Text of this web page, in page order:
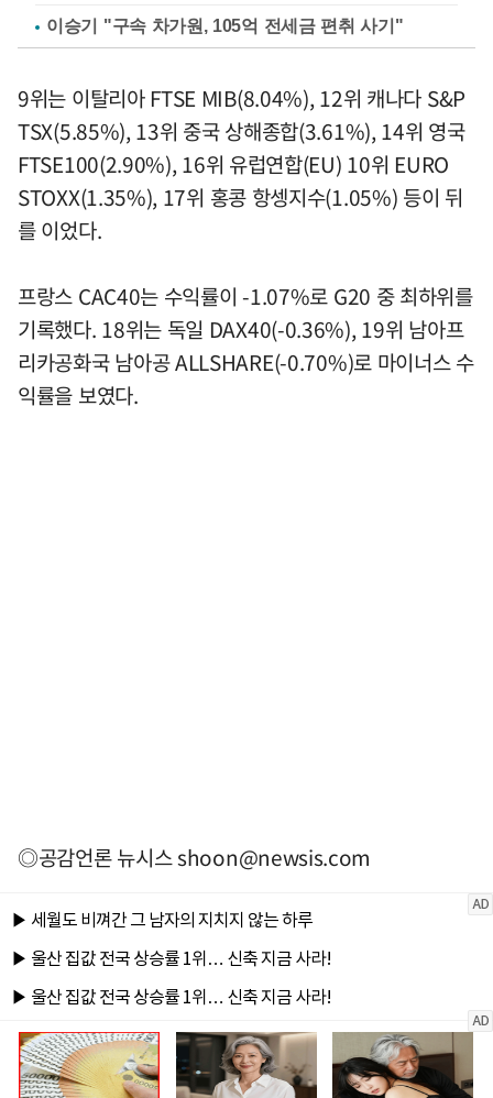
이승기 "구속 차가원, 105억 전세금 편취 사기"
9위는 이탈리아 FTSE MIB(8.04%), 12위 캐나다 S&P
TSX(5.85%), 13위 중국 상해종합(3.61%), 14위 영국
FTSE100(2.90%), 16위 유럽연합(EU) 10위 EURO
STOXX(1.35%), 17위 홍콩 항셍지수(1.05%) 등이 뒤
를 이었다.
프랑스 CAC40는 수익률이 -1.07%로 G20 중 최하위를
기록했다. 18위는 독일 DAX40(-0.36%), 19위 남아프
리카공화국 남아공 ALLSHARE(-0.70%)로 마이너스 수
익률을 보였다.
◎공감언론 뉴시스shoon@newsis.com